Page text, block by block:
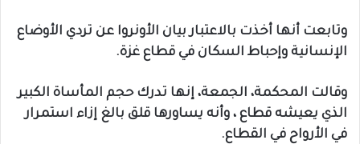
وتابعت أنها أخذت بالاعتبار بيان الأونروا عن تردي الأوضاع
الإنسانية وإحباط السكان في قطاع غزة.
وقالت المحكمة، الجمعة، إنها تدرك حجم المأساة الكبير
الذي يعيشه قطاع ، وأنه يساورها قلق بالغ إزاء استمرار
في الأرواح في القطاع.